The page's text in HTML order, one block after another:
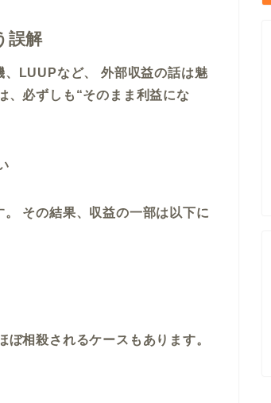
誤解
、LUUPなど、 外部収益の話は魅
、必ずしも“そのまま利益にな
その結果、収益の一部は以下に
相殺されるケースもあります。